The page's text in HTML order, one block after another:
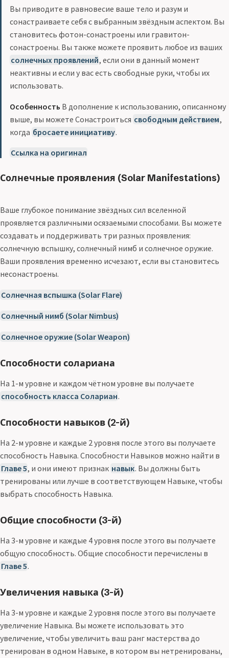
Вы приводите в равновесие ваше тело и разум и
сонастраиваете себя с выбранным звёздным аспектом. Вы
становитесь фотон-сонастроены или гравитон-
сонастроены. Вы также можете проявить любое из ваших
солнечных проявлений, если они в данный момент
неактивны и если у вас есть свободные руки, чтобы их
использовать.
Особенность В дополнение к использованию, описанному
выше, вы можете Сонастроиться свободным действием,
когда бросаете инициативу.
Ссылка на оригинал
Солнечные проявления (Solar Manifestations)
Ваше глубокое понимание звёздных сил вселенной
проявляется различными осязаемыми способами. Вы можете
создавать и поддерживать три разных проявления:
солнечную вспышку, солнечный нимб и солнечное оружие.
Ваши проявления временно исчезают, если вы становитесь
несонастроены.
Солнечная вспышка (Solar Flare)
Солнечный нимб (Solar Nimbus)
Солнечное оружие (Solar Weapon)
Способности солариана
На 1-м уровне и каждом чётном уровне вы получаете
способность класса Солариан.
Способности навыков (2-й)
На 2-м уровне и каждые 2 уровня после этого вы получаете
способность Навыка. Способности Навыков можно найти в
Главе 5, и они имеют признак навык. Вы должны быть
тренированы или лучше в соответствующем Навыке, чтобы
выбрать способность Навыка.
Общие способности (3-й)
На 3-м уровне и каждые 4 уровня после этого вы получаете
общую способность. Общие способности перечислены в
Главе 5.
Увеличения навыка (3-й)
На 3-м уровне и каждые 2 уровня после этого вы получаете
увеличение Навыка. Вы можете использовать это
увеличение, чтобы увеличить ваш ранг мастерства до
тренирован в одном Навыке, в котором вы нетренированы,